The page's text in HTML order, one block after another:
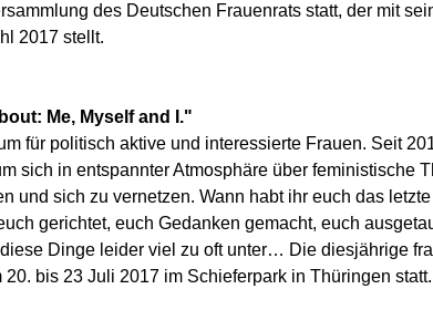
des Deutschen Frauenrats statt, der mit
2017 stellt.
Me, Myself and I."
für politisch aktive und interessierte Frauen. Seit
sich in entspannter Atmosphäre über feministische
und sich zu vernetzen. Wann habt ihr euch das
gerichtet, euch Gedanken gemacht, euch
Dinge leider viel zu oft unter… Die diesjährige
bis 23 Juli 2017 im Schieferpark in Thüringen statt.